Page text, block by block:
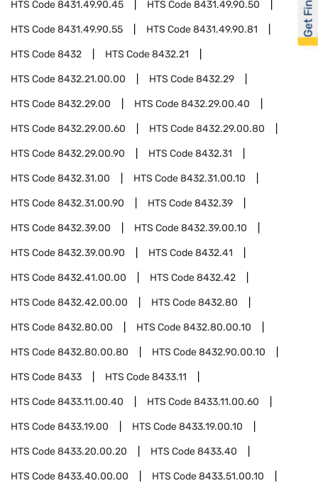
HTS Code8431.49.90.45 HTS Code8431.49.90.50
HTS Code8431.49.90.55 HTS Code8431.49.90.81
HTS Code8432 HTS Code8432.21
HTS Code8432.21.00.00 HTS Code8432.29
HTS Code8432.29.00 HTS Code8432.29.00.40
HTS Code8432.29.00.60 HTS Code8432.29.00.80
HTS Code8432.29.00.90 HTS Code8432.31
HTS Code8432.31.00 HTS Code8432.31.00.10
HTS Code8432.31.00.90 HTS Code8432.39
HTS Code8432.39.00 HTS Code8432.39.00.10
HTS Code8432.39.00.90 HTS Code8432.41
HTS Code8432.41.00.00 HTS Code8432.42
HTS Code8432.42.00.00 HTS Code8432.80
HTS Code8432.80.00 HTS Code8432.80.00.10
HTS Code8432.80.00.80 HTS Code8432.90.00.10
HTS Code8433 HTS Code8433.11
HTS Code8433.11.00.40 HTS Code8433.11.00.60
HTS Code8433.19.00 HTS Code8433.19.00.10
HTS Code8433.20.00.20 HTS Code8433.40
HTS Code8433.40.00.00 HTS Code8433.51.00.10